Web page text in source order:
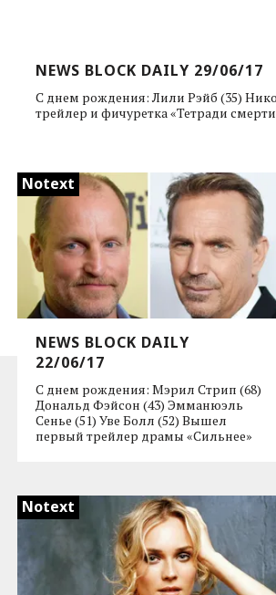
NEWS BLOCK DAILY 29/06/17
С днем рождения: Лили Рэйб (35)
трейлер и фичуретка «Тетради
Notext
NEWS BLOCK DAILY
22/06/17
С днем рождения: Мэрил Стрип (68)
Дональд Фэйсон (43) Эмманюэль
Сенье (51) Уве Болл (52) Вышел
первый трейлер драмы «Сильнее»
Notext